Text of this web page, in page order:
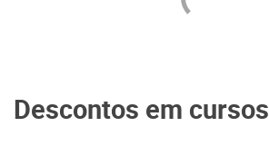
Descontos em cursos